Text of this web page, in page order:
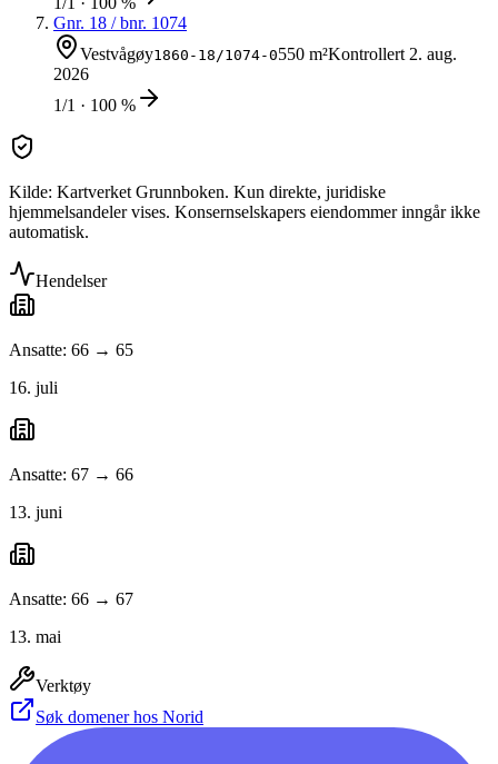
Gnr. 18 / bnr. 1074
Vestvågøy1860-18/1074-0550 m²Kontrollert2. aug.
2026
1/1 · 100 %
Kilde: Kartverket Grunnboken. Kun direkte, juridiske
hjemmelsandeler vises. Konsernselskapers eiendommer inngår ikke
automatisk.
Hendelser
Ansatte: 66 → 65
16. juli
Ansatte: 67 → 66
13. juni
Ansatte: 66 → 67
13. mai
Verktøy
Søk domener hos Norid